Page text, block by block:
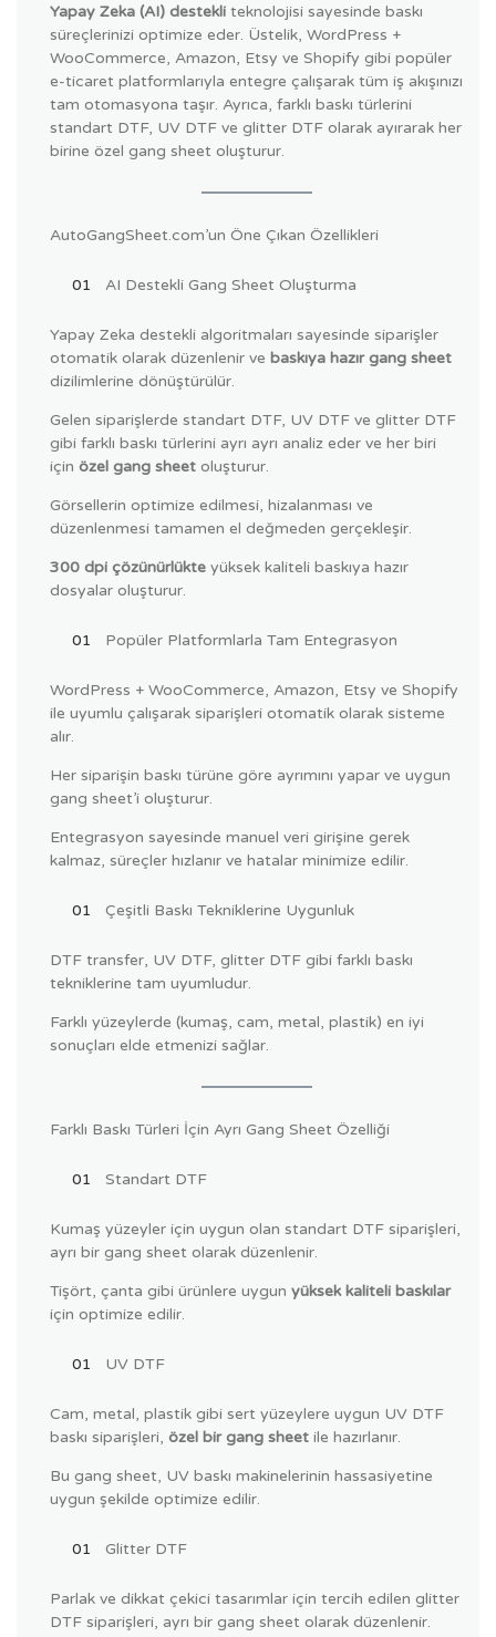
Yapay Zeka (AI) destekli teknolojisi sayesinde baskı
süreçlerinizi optimize eder. Üstelik, WordPress +
WooCommerce, Amazon, Etsy ve Shopify gibi popüler
e-ticaret platformlarıyla entegre çalışarak tüm iş akışınızı
tam otomasyona taşır. Ayrıca, farklı baskı türlerini
standart DTF, UV DTF ve glitter DTF olarak ayırarak her
birine özel gang sheet oluşturur.
AutoGangSheet.com’un Öne Çıkan Özellikleri
AI Destekli Gang Sheet Oluşturma
Yapay Zeka destekli algoritmaları sayesinde siparişler
otomatik olarak düzenlenir ve baskıya hazır gang sheet
dizilimlerine dönüştürülür.
Gelen siparişlerde standart DTF, UV DTF ve glitter DTF
gibi farklı baskı türlerini ayrı ayrı analiz eder ve her biri
için özel gang sheet oluşturur.
Görsellerin optimize edilmesi, hizalanması ve
düzenlenmesi tamamen el değmeden gerçekleşir.
300 dpi çözünürlükte yüksek kaliteli baskıya hazır
dosyalar oluşturur.
Popüler Platformlarla Tam Entegrasyon
WordPress + WooCommerce, Amazon, Etsy ve Shopify
ile uyumlu çalışarak siparişleri otomatik olarak sisteme
alır.
Her siparişin baskı türüne göre ayrımını yapar ve uygun
gang sheet’i oluşturur.
Entegrasyon sayesinde manuel veri girişine gerek
kalmaz, süreçler hızlanır ve hatalar minimize edilir.
Çeşitli Baskı Tekniklerine Uygunluk
DTF transfer, UV DTF, glitter DTF gibi farklı baskı
tekniklerine tam uyumludur.
Farklı yüzeylerde (kumaş, cam, metal, plastik) en iyi
sonuçları elde etmenizi sağlar.
Farklı Baskı Türleri İçin Ayrı Gang Sheet Özelliği
Standart DTF
Kumaş yüzeyler için uygun olan standart DTF siparişleri,
ayrı bir gang sheet olarak düzenlenir.
Tişört, çanta gibi ürünlere uygun yüksek kaliteli baskılar
için optimize edilir.
UV DTF
Cam, metal, plastik gibi sert yüzeylere uygun UV DTF
baskı siparişleri, özel bir gang sheet ile hazırlanır.
Bu gang sheet, UV baskı makinelerinin hassasiyetine
uygun şekilde optimize edilir.
Glitter DTF
Parlak ve dikkat çekici tasarımlar için tercih edilen glitter
DTF siparişleri, ayrı bir gang sheet olarak düzenlenir.